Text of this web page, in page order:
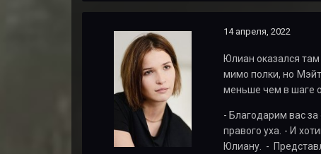
14 апреля, 2022
Юлиан оказался
мимо полки, но
меньше чем в шаге
- Благодарим вас
правого уха. - И
Юлиану. -